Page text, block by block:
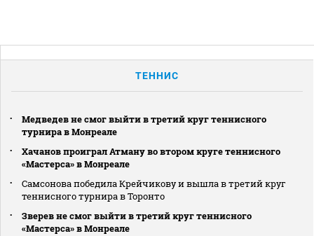
ТЕННИС
Медведев не смог выйти в третий круг теннисного
турнира в Монреале
Хачанов проиграл Атману во втором круге теннисного
«Мастерса» в Монреале
Самсонова победила Крейчикову и вышла в третий круг
теннисного турнира в Торонто
Зверев не смог выйти в третий круг теннисного
«Мастерса» в Монреале